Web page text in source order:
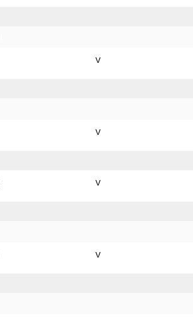
V
V
V
V